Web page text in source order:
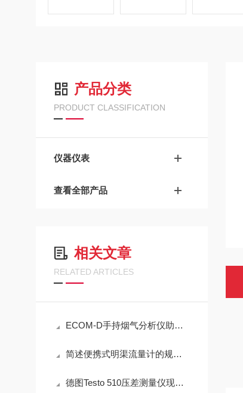
产品分类
PRODUCT CLASSIFICATION
仪器仪表
查看全部产品
相关文章
RELATED ARTICLES
ECOM-D手持烟气分析仪助力工业排放精准检测
简述便携式明渠流量计的规范操作流程
德图Testo 510压差测量仪现场测量操作与误差控制